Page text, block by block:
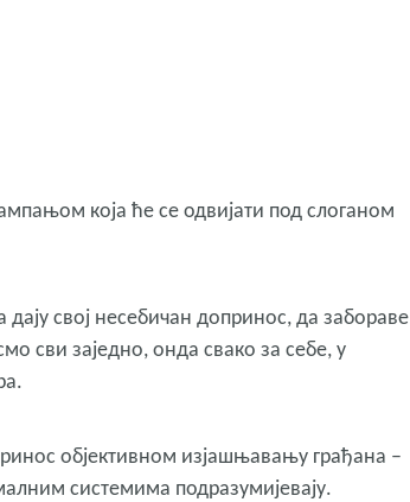
која ће се одвијати под слоганом
свој несебичан допринос, да забораве
сви заједно, онда свако за себе, у
објективном изјашњавању грађана –
системима подразумијевају.